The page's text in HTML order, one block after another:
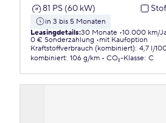
81 PS (60 kW)
in 3 bis 5 Monaten
Leasingdetails:30 Monate 10.000 km/
0 € Sonderzahlung
mit Kaufoption
Kraftstoffverbrauch (kombiniert): 4,7 l/
kombiniert: 106 g/km CO₂-Klasse: C